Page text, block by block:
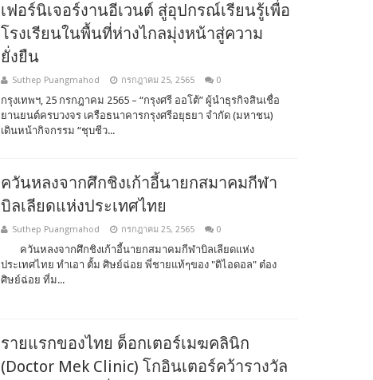
เฟอร์นิเจอร์งานอีเวนต์ สู่อุปกรณ์เรียนรู้เพื่อ
โรงเรียนในพื้นที่ห่างไกลมุ่งหน้าสู่ความ
ยั่งยืน
Suthep Puangmahod กรกฎาคม 25, 2565 0
กรุงเทพฯ, 25 กรกฎาคม 2565 – “กรุงศรี ออโต้” ผู้นำธุรกิจสินเชื่อ
ยานยนต์ครบวงจร เครือธนาคารกรุงศรีอยุธยา จำกัด (มหาชน)
เดินหน้ากิจกรรม “ชุบชีว...
ควันหลงจากศึกชิงเก้าอี้นายกสมาคมกีฬา
บิลเลียดแห่งประเทศไทย
Suthep Puangmahod กรกฎาคม 25, 2565 0
ควันหลงจากศึกชิงเก้าอี้นายกสมาคมกีฬาบิลเลียดแห่ง
ประเทศไทย ทำเอา ตั้ม ศิษย์ฉ่อย พี่ชายแท้ๆของ "ดิไอดอล" ต๋อง
ศิษย์ฉ่อย ที่ม...
รายแรกของไทย ด็อกเตอร์เมฆคลินิก
(Doctor Mek Clinic) โกอินเตอร์คว้ารางวัล